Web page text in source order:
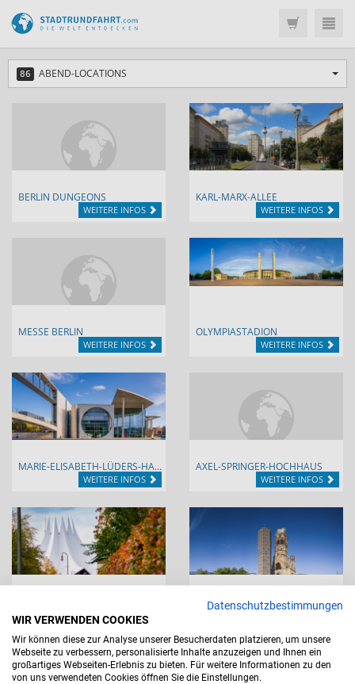
BERLIN DUNGEONS
WEITERE INFOS
KARL-MARX-ALLEE
WEITERE INFOS
MESSE BERLIN
WEITERE INFOS
OLYMPIASTADION
WEITERE INFOS
MARIE-ELISABETH-LÜDERS-HAUS
WEITERE INFOS
AXEL-SPRINGER-HOCHHAUS
WEITERE INFOS
WEITERE INFOS
BREITSCHEIDPLATZ
86 ABEND-LOCATIONS
Datenschutzbestimmungen
WIR VERWENDEN COOKIES
Wir können diese zur Analyse unserer Besucherdaten platzieren, um unsere
Webseite zu verbessern, personalisierte Inhalte anzuzeigen und Ihnen ein
großartiges Webseiten-Erlebnis zu bieten. Für weitere Informationen zu den
von uns verwendeten Cookies öffnen Sie die Einstellungen.